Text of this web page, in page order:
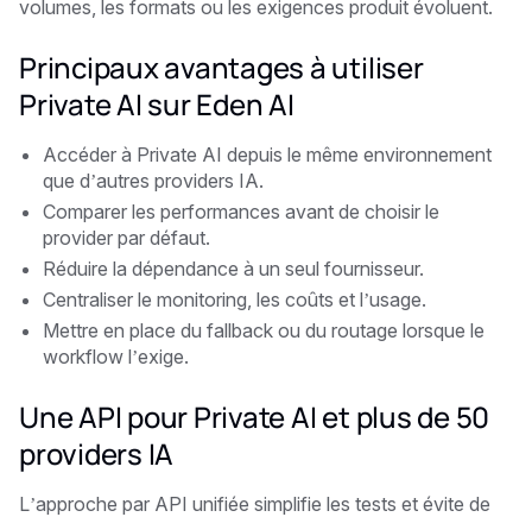
volumes, les formats ou les exigences produit évoluent.
Principaux avantages à utiliser
Private AI sur Eden AI
Accéder à Private AI depuis le même environnement
que d’autres providers IA.
Comparer les performances avant de choisir le
provider par défaut.
Réduire la dépendance à un seul fournisseur.
Centraliser le monitoring, les coûts et l’usage.
Mettre en place du fallback ou du routage lorsque le
workflow l’exige.
Une API pour Private AI et plus de 50
providers IA
L’approche par API unifiée simplifie les tests et évite de